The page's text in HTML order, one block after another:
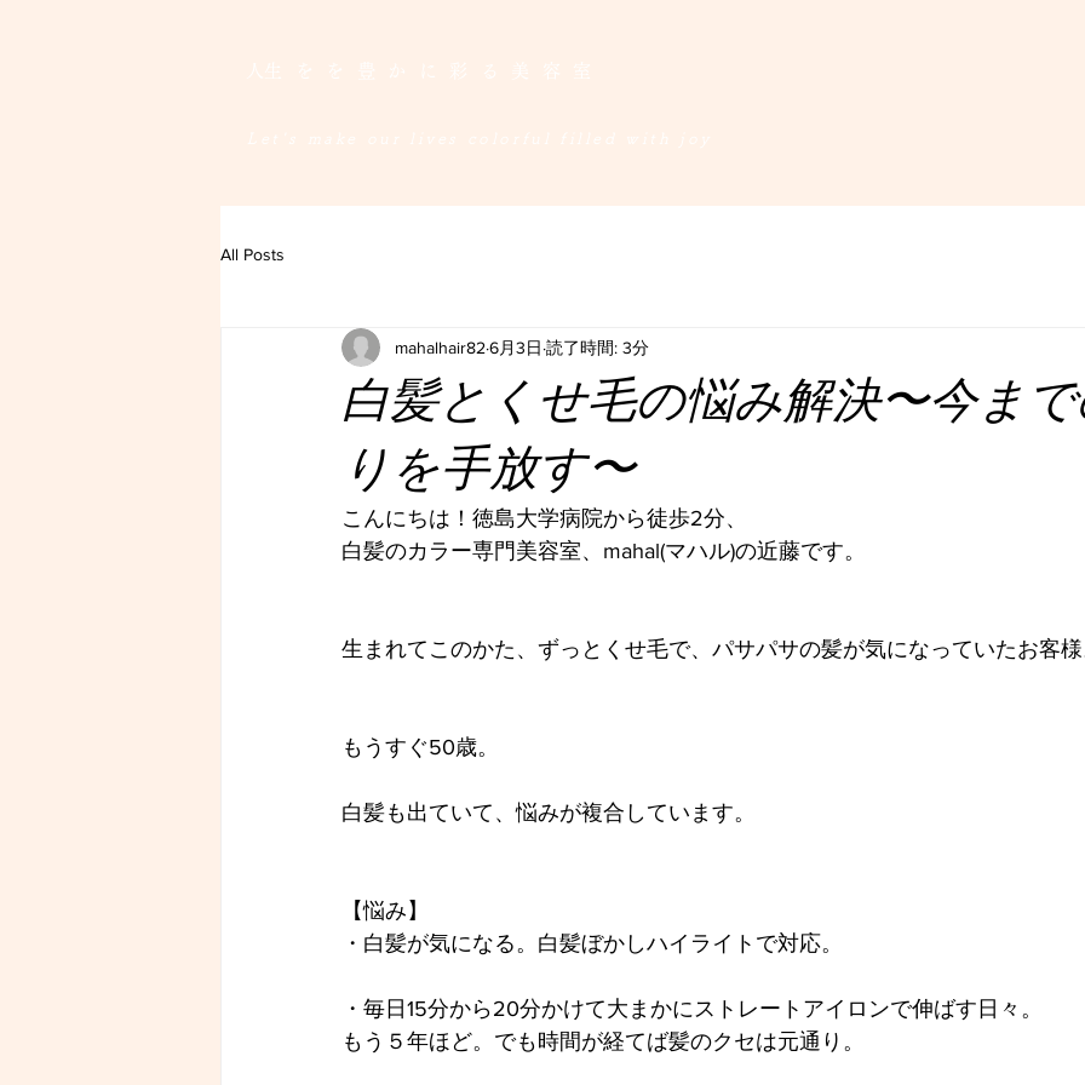
All Posts
白髪とくせ毛の悩み解決〜今ま
りを手放す〜
mahalhair82 6月3日 読了時間: 3分
こんにちは！徳島大学病院から徒歩2分、
白髪のカラー専門美容室、mahal(マハル)の近藤です。
生まれてこのかた、ずっとくせ毛で、パサパサの髪が気になっていたお客
もうすぐ50歳。
白髪も出ていて、悩みが複合しています。
【悩み】
・白髪が気になる。白髪ぼかしハイライトで対応。
・毎日15分から20分かけて大まかにストレートアイロンで伸ばす日々。
もう５年ほど。でも時間が経てば髪のクセは元通り。